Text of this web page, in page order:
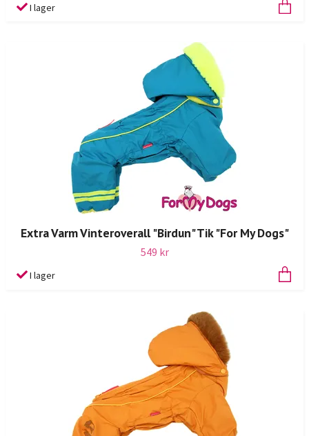
I lager
Extra Varm Vinteroverall "Birdun" Tik "For My Dogs"
549 kr
I lager